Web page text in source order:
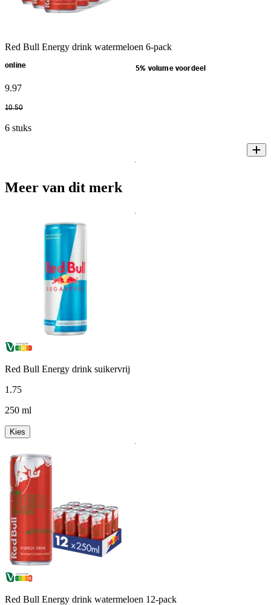
Red Bull Energy drink watermeloen 6-pack
online 5% volume voordeel
9.97
10.50
6 stuks
Meer van dit merk
Red Bull Energy drink suikervrij
1 .75
250 ml
Kies
Red Bull Energy drink watermeloen 12-pack